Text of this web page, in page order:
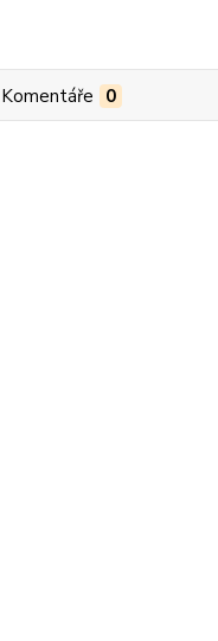
Komentáře 0